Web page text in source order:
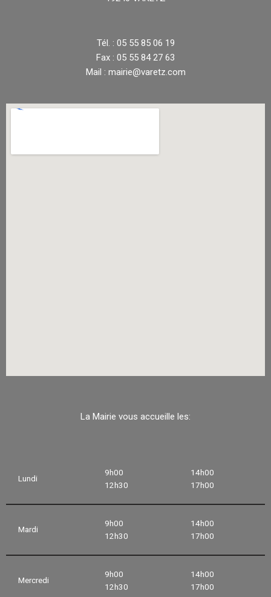
Tél. : 05 55 85 06 19
Fax : 05 55 84 27 63
Mail : mairie@varetz.com
La Mairie vous accueille les:
Lundi
9h00
12h30
14h00
17h00
Mardi
9h00
12h30
14h00
17h00
Mercredi
9h00
12h30
14h00
17h00